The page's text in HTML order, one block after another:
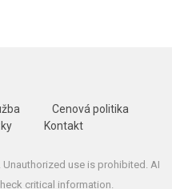
Cenová politika
Kontakt
use is prohibited. AI
critical information.